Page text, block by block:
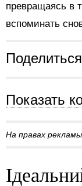
превращаясь в
вспоминать
Показать
На правах рекламы